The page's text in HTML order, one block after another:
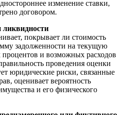
изменение ставки,
договором.
ликвидности
покрывает ли стоимость
задолженности на текущую
процентов и возможных расходов
проведения оценки
юридические риски, связанные
оценивает вероятность
и его физического